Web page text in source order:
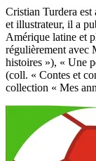
Cristian Turdera
et illustrateur, il a
Amérique latine et
régulièrement avec
histoires »), « Une
(coll. « Contes et
collection « Mes